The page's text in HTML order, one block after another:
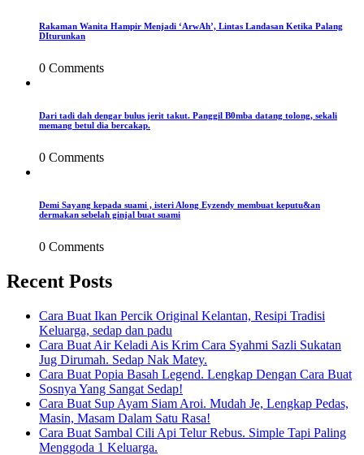
Rakaman Wanita Hampir Menjadi ‘ArwAh’, Lintas Landasan Ketika Palang
DIturunkan
0 Comments
Dari tadi dah dengar bulus jerit takut. Panggil B0mba datang tolong, sekali
memang betul dia bercakap.
0 Comments
Demi Sayang kepada suami , isteri Along Eyzendy membuat keputu&an
dermakan sebelah ginjal buat suami
0 Comments
Recent Posts
Cara Buat Ikan Percik Original Kelantan, Resipi Tradisi
Keluarga, sedap dan padu
Cara Buat Air Keladi Ais Krim Cara Syahmi Sazli Sukatan
Jug Dirumah. Sedap Nak Matey.
Cara Buat Popia Basah Legend. Lengkap Dengan Cara Buat
Sosnya Yang Sangat Sedap!
Cara Buat Sup Ayam Siam Aroi. Mudah Je, Lengkap Pedas,
Masin, Masam Dalam Satu Rasa!
Cara Buat Sambal Cili Api Telur Rebus. Simple Tapi Paling
Menggoda 1 Keluarga.